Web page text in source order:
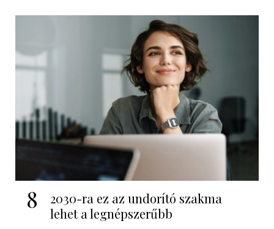
8
2030-ra ez az undorító szakma
lehet a legnépszerűbb